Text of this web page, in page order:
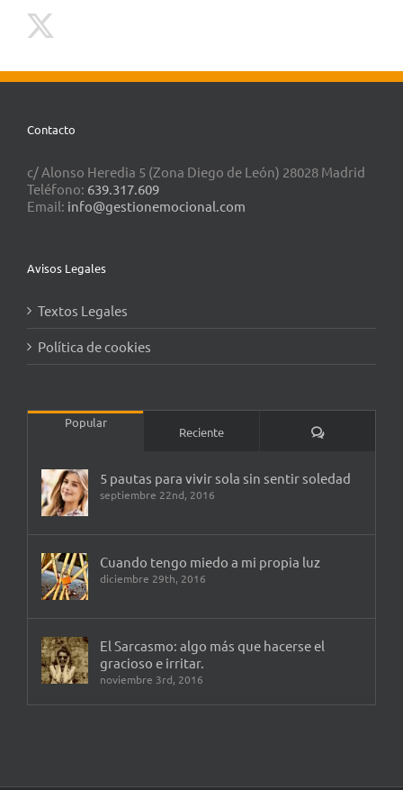
Contacto
c/ Alonso Heredia 5 (Zona Diego de León) 28028 Madrid
Teléfono: 639.317.609
Email: info@gestionemocional.com
Avisos Legales
Textos Legales
Política de cookies
Popular
Reciente Comentarios
5 pautas para vivir sola sin sentir soledad
septiembre 22nd, 2016
Cuando tengo miedo a mi propia luz
diciembre 29th, 2016
El Sarcasmo: algo más que hacerse el
gracioso e irritar.
noviembre 3rd, 2016